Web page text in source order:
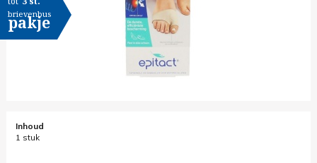
brievenbus
pakje
Inhoud
1 stuk